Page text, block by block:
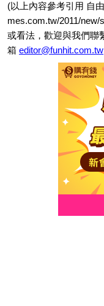
(以上內容參考引用 自
mes.com.tw/2011/
或看法，歡迎與我們聯
箱 editor@funhit.com.tw